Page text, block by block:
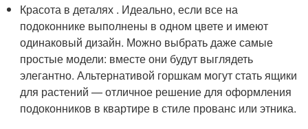
Красота в деталях . Идеально, если все на
подоконнике выполнены в одном цвете и имеют
одинаковый дизайн. Можно выбрать даже самые
простые модели: вместе они будут выглядеть
элегантно. Альтернативой горшкам могут стать ящики
для растений — отличное решение для оформления
подоконников в квартире в стиле прованс или этника.